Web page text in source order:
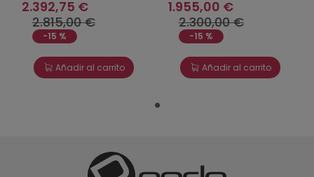
2.392,75 €
2.815,00 €
-15 %
Añadir al carrito
1.955,00 €
2.300,00 €
-15 %
Añadir al carrito